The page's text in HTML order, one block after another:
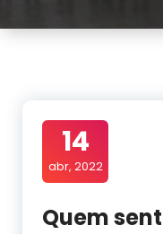
14
abr, 2022
Quem